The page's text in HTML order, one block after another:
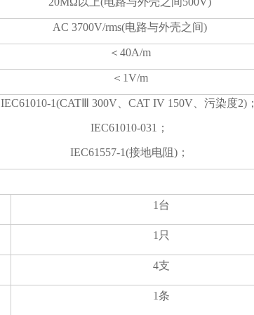
AC 3700V/rms(电路与外壳之间)
＜40A/m
＜1V/m
IEC61010-1(CATⅢ 300V、CAT IV 150V、污染度2)；
IEC61010-031；
IEC61557-1(接地电阻)；
1台
1只
4支
1条